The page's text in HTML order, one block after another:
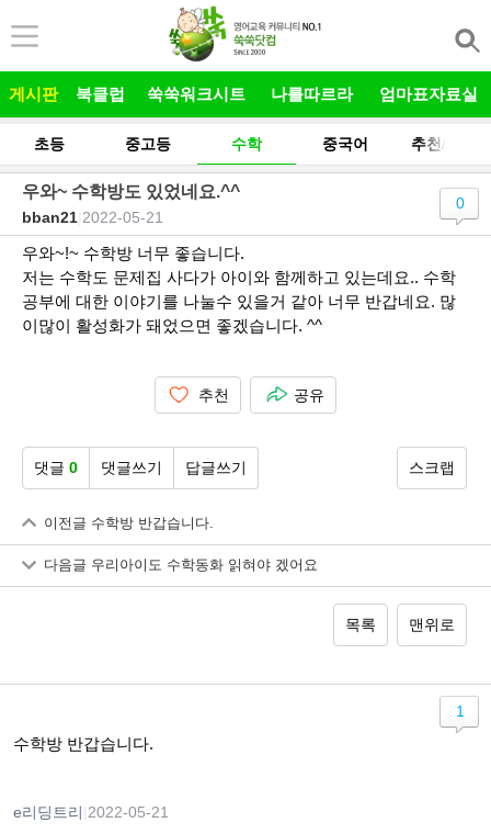
게시판 북클럽 쑥쑥워크시트 나를따르라 엄마표자료실
초등 중고등 수학 중국어 추천/후기
우와~ 수학방도 있었네요.^^
bban21 2022-05-21
0
우와~!~ 수학방 너무 좋습니다.
저는 수학도 문제집 사다가 아이와 함께하고 있는데요.. 수학
공부에 대한 이야기를 나눌수 있을거 같아 너무 반갑네요. 많
이많이 활성화가 돼었으면 좋겠습니다. ^^
추천 공유
댓글 0 댓글쓰기 답글쓰기 스크랩
이전글 수학방 반갑습니다.
다음글 우리아이도 수학동화 읽혀야 겠어요
목록 맨위로
수학방 반갑습니다.
e리딩트리 2022-05-21
1